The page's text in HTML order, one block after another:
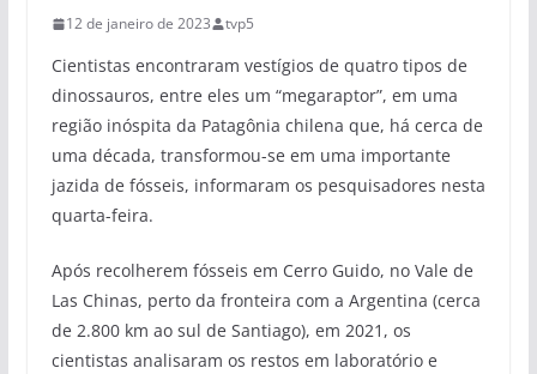
12 de janeiro de 2023 tvp5
Cientistas encontraram vestígios de quatro tipos de
dinossauros, entre eles um “megaraptor”, em uma
região inóspita da Patagônia chilena que, há cerca de
uma década, transformou-se em uma importante
jazida de fósseis, informaram os pesquisadores nesta
quarta-feira.
Após recolherem fósseis em Cerro Guido, no Vale de
Las Chinas, perto da fronteira com a Argentina (cerca
de 2.800 km ao sul de Santiago), em 2021, os
cientistas analisaram os restos em laboratório e